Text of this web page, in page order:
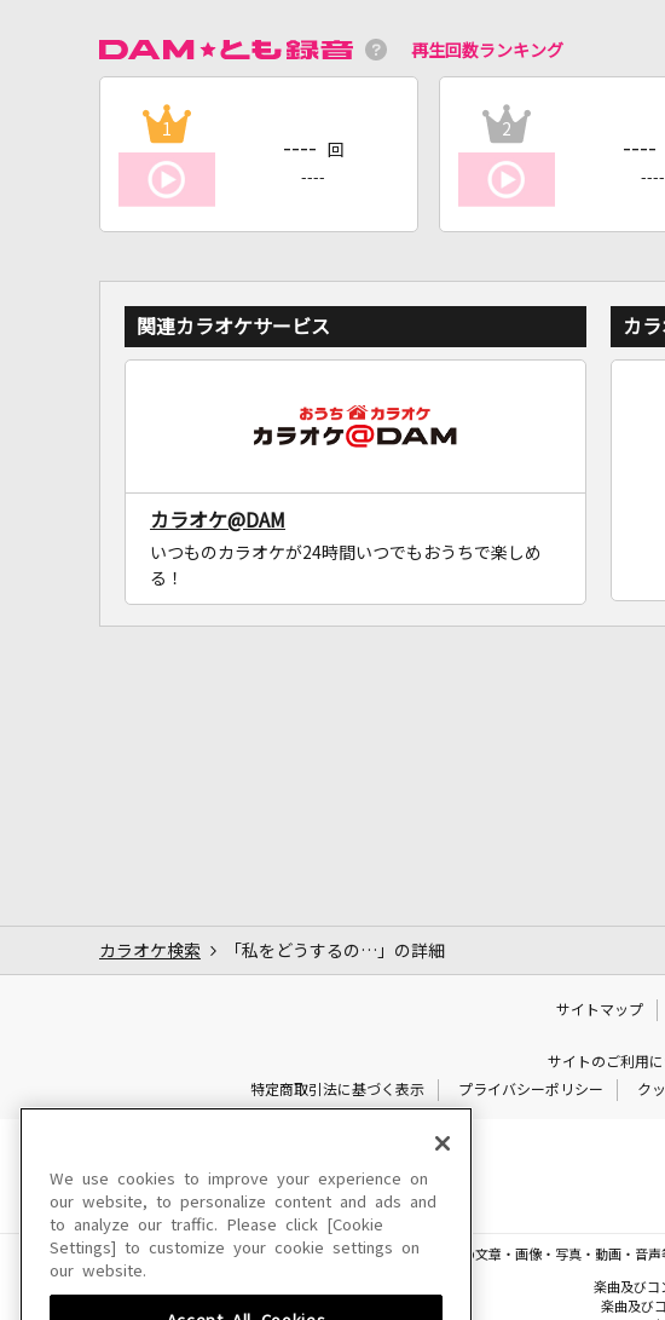
再生回数ランキング
1
---- 回
----
2
----
----
関連カラオケサービス
カラオケ@DAM
いつものカラオケが24時間いつでもおうちで楽しめ
る！
カ
カラオケ検索 「私をどうするの…」の詳細
サイトマップ
サイトのご利用
特定商取引法に基づく表示
プライバシーポリシー ク
このサイトに掲載されている一切の文章・画像・写真・動画・音
楽曲及びコ
楽曲及び
We use cookies to improve your experience on
our website, to personalize content and ads and
to analyze our traffic. Please click [Cookie
Settings] to customize your cookie settings on
our website.